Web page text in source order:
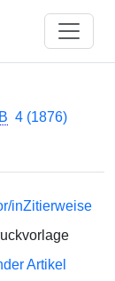
4 (1876)
inZitierweise
Artikel